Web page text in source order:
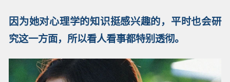
因为她对心理学的知识挺感兴趣的，平时也会研
究这一方面，所以看人看事都特别透彻。